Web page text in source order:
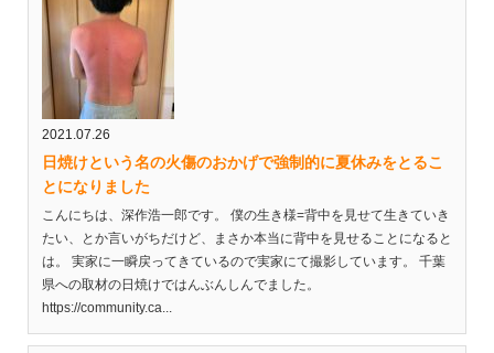
2021.07.26
日焼けという名の火傷のおかげで強制的に夏休みをとるこ
とになりました
こんにちは、深作浩一郎です。 僕の生き様=背中を見せて生きていき
たい、とか言いがちだけど、まさか本当に背中を見せることになると
は。 実家に一瞬戻ってきているので実家にて撮影しています。 千葉
県への取材の日焼けではんぶんしんでました。
https://community.ca...